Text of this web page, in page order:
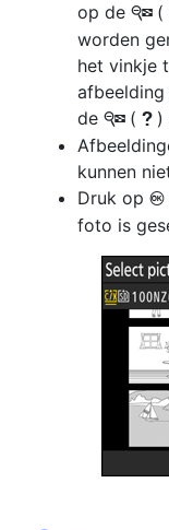
op de W (
worden
het vinkje
de W ( Q )
kunnen
Druk op J
foto is